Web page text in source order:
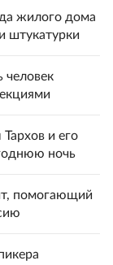
жилого дома
штукатурки
человек
и его
ночь
помогающий